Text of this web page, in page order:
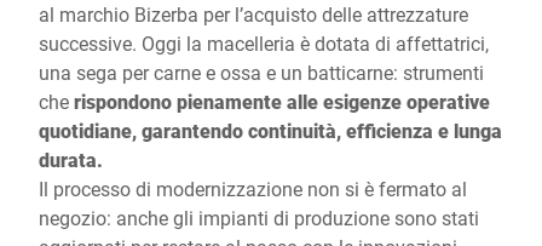
al marchio Bizerba per l’acquisto delle attrezzature
successive. Oggi la macelleria è dotata di affettatrici,
una sega per carne e ossa e un batticarne: strumenti
cherispondono pienamente alle esigenze operative
quotidiane, garantendo continuità, efficienza e lunga
durata.
Il processo di modernizzazione non si è fermato al
negozio: anche gli impianti di produzione sono stati